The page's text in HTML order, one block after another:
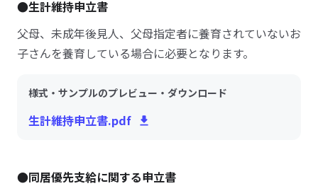
●生計維持申立書
父母、未成年後見人、父母指定者に養育されていないお
子さんを養育している場合に必要となります。
様式・サンプルのプレビュー・ダウンロード
生計維持申立書.pdf
●同居優先支給に関する申立書